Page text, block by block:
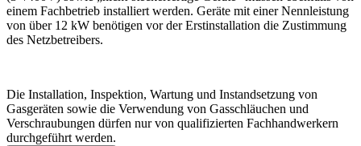
einem Fachbetrieb installiert werden. Geräte mit einer Nennleistung
von über 12 kW benötigen vor der Erstinstallation die Zustimmung
des Netzbetreibers.
Die Installation, Inspektion, Wartung und Instandsetzung von
Gasgeräten sowie die Verwendung von Gasschläuchen und
Verschraubungen dürfen nur von qualifizierten Fachhandwerkern
durchgeführt werden.